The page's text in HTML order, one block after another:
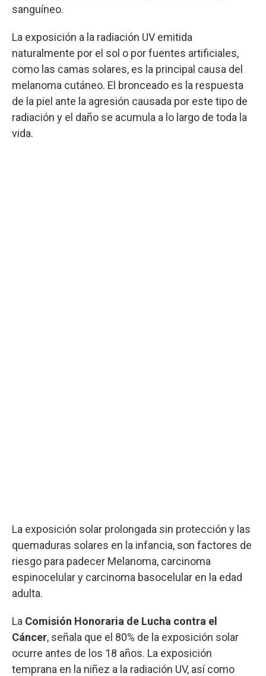
sanguíneo.
La exposición a la radiación UV emitida
naturalmente por el sol o por fuentes artificiales,
como las camas solares, es la principal causa del
melanoma cutáneo. El bronceado es la respuesta
de la piel ante la agresión causada por este tipo de
radiación y el daño se acumula a lo largo de toda la
vida.
La exposición solar prolongada sin protección y las
quemaduras solares en la infancia, son factores de
riesgo para padecer Melanoma, carcinoma
espinocelular y carcinoma basocelular en la edad
adulta.
La Comisión Honoraria de Lucha contra el
Cáncer, señala que el 80% de la exposición solar
ocurre antes de los 18 años. La exposición
temprana en la niñez a la radiación UV, así como